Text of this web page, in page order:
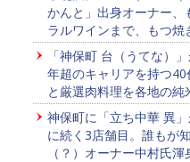
かんと」出身オーナー、
ラルワインまで、もつ焼
「神保町 台（うてな）
年超のキャリアを持つ
と厳選肉料理を各地の
神保町に「立ち中華 異
に続く3店舗目。誰もが
（？）オーナー中村氏